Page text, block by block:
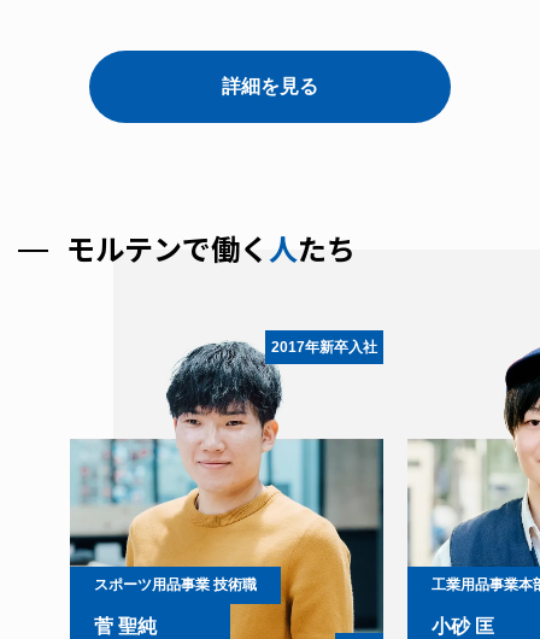
詳細を見る
モルテンで働く 人たち
2017年新卒入社
スポーツ用品事業 技術職
菅 聖純
工業用品事業本
小砂 匡